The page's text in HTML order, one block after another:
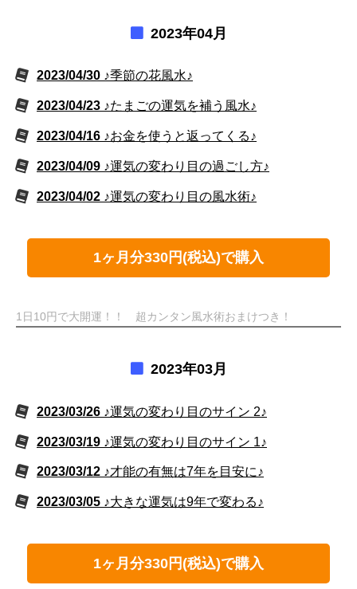
2023年04月
2023/04/30 ♪季節の花風水♪
2023/04/23 ♪たまごの運気を補う風水♪
2023/04/16 ♪お金を使うと返ってくる♪
2023/04/09 ♪運気の変わり目の過ごし方♪
2023/04/02 ♪運気の変わり目の風水術♪
1ヶ月分330円(税込)で購入
1日10円で大開運！！ 超カンタン風水術おまけつき！
2023年03月
2023/03/26 ♪運気の変わり目のサイン 2♪
2023/03/19 ♪運気の変わり目のサイン 1♪
2023/03/12 ♪才能の有無は7年を目安に♪
2023/03/05 ♪大きな運気は9年で変わる♪
1ヶ月分330円(税込)で購入